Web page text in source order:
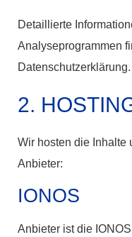
Detaillierte
Analyseprogrammen
Datenschutzerklärung.
2.
Wir hosten die Inhalte
Anbieter:
IONOS
Anbieter ist die